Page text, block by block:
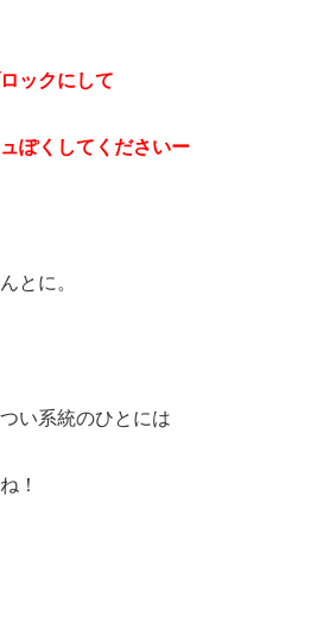
ックにして
ぽくしてくださいー
とに。
い系統のひとには
！